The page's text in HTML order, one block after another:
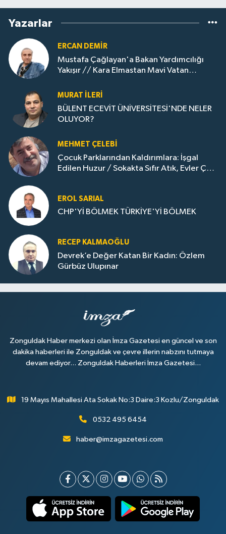
Yazarlar
ERCAN DEMIR
Mustafa Çağlayan'a Bakan Yardımcılığı
Yakışır // ​Kara Elmastan Mavi Vatan
MURAT İLERI
BÜLENT ECEVİT ÜNİVERSİTESİ'NDE NELER
OLUYOR?
MEHMET ÇELEBI
Çocuk Parklarından Kaldırımlara: İşgal
Edilen Huzur / Sokakta Sıfır Atık, Evler Çöp
EROL SARIAL
CHP'Yİ BÖLMEK TÜRKİYE'Yİ BÖLMEK
RECEP KALMAOĞLU
Devrek’e Değer Katan Bir Kadın: Özlem
Gürbüz Ulupınar
Zonguldak Haber merkezi olan İmza Gazetesi en güncel ve son
dakika haberleri ile Zonguldak ve çevre illerin nabzını tutmaya
devam ediyor... Zonguldak Haberleri İmza Gazetesi...
19 Mayıs Mahallesi Ata Sokak No:3 Daire:3 Kozlu/Zonguldak
0532 495 6454
haber@imzagazetesi.com